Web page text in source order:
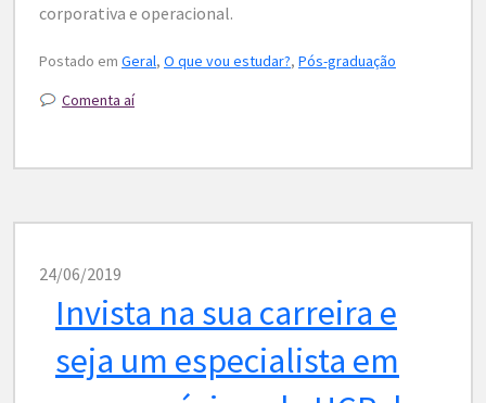
corporativa e operacional.
Postado em Geral, O que vou estudar?, Pós-graduação
Comenta aí
24/06/2019
Invista na sua carreira e
seja um especialista em